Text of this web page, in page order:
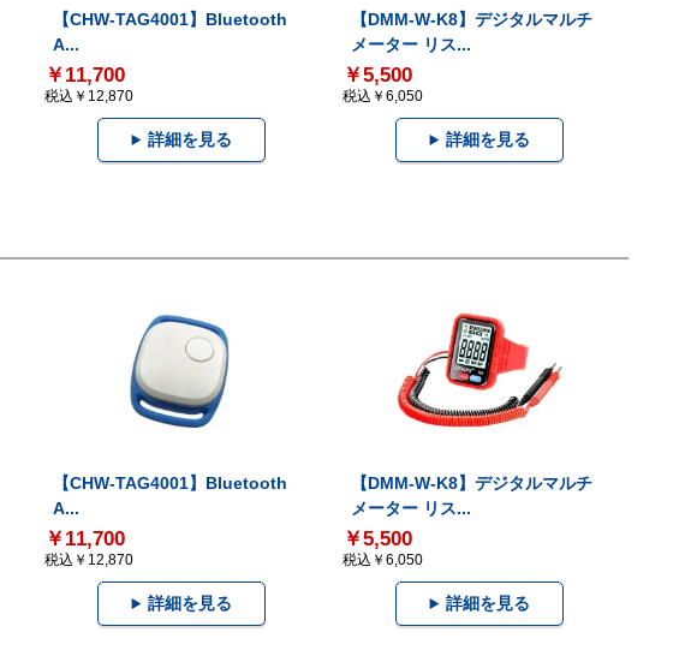
【CHW-TAG4001】Bluetooth
A...
￥11,700
税込￥12,870
詳細を見る
【DMM-W-K8】デジタルマルチ
メーター リス...
￥5,500
税込￥6,050
詳細を見る
【CHW-TAG4001】Bluetooth
A...
￥11,700
税込￥12,870
詳細を見る
【DMM-W-K8】デジタルマルチ
メーター リス...
￥5,500
税込￥6,050
詳細を見る